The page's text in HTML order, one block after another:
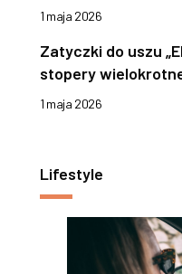
1 maja 2026
Zatyczki do uszu
stopery
1 maja 2026
Lifestyle